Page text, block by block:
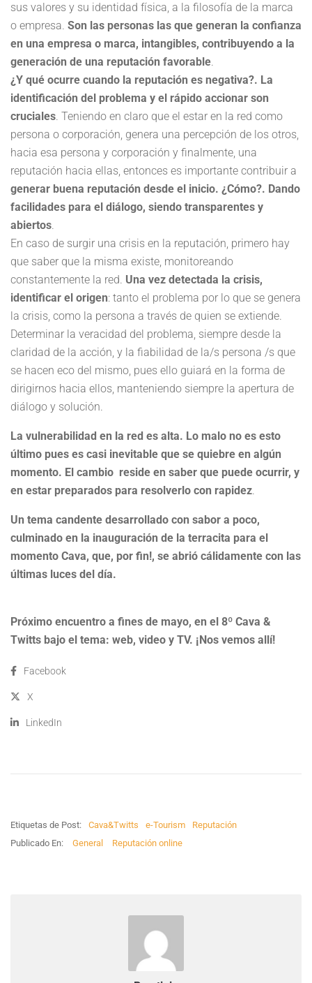
sus valores y su identidad física, a la filosofía de la marca
o empresa. Son las personas las que generan la confianza
en una empresa o marca, intangibles, contribuyendo a la
generación de una reputación favorable.
¿Y qué ocurre cuando la reputación es negativa?. La
identificación del problema y el rápido accionar son
cruciales. Teniendo en claro que el estar en la red como
persona o corporación, genera una percepción de los otros,
hacia esa persona y corporación y finalmente, una
reputación hacia ellas, entonces es importante contribuir a
generar buena reputación desde el inicio. ¿Cómo?. Dando
facilidades para el diálogo, siendo transparentes y
abiertos.
En caso de surgir una crisis en la reputación, primero hay
que saber que la misma existe, monitoreando
constantemente la red. Una vez detectada la crisis,
identificar el origen: tanto el problema por lo que se genera
la crisis, como la persona a través de quien se extiende.
Determinar la veracidad del problema, siempre desde la
claridad de la acción, y la fiabilidad de la/s persona /s que
se hacen eco del mismo, pues ello guiará en la forma de
dirigirnos hacia ellos, manteniendo siempre la apertura de
diálogo y solución.
La vulnerabilidad en la red es alta. Lo malo no es esto
último pues es casi inevitable que se quiebre en algún
momento. El cambio reside en saber que puede ocurrir, y
en estar preparados para resolverlo con rapidez.
Un tema candente desarrollado con sabor a poco,
culminado en la inauguración de la terracita para el
momento Cava, que, por fin!, se abrió cálidamente con las
últimas luces del día.
Próximo encuentro a fines de mayo, en el 8º Cava &
Twitts bajo el tema: web, video y TV. ¡Nos vemos allí!
Facebook
X
LinkedIn
Etiquetas de Post: Cava&Twitts e-Tourism
Reputación
Publicado En:
General Reputación online